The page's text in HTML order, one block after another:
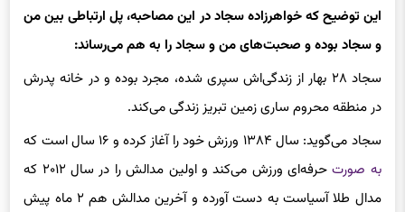
این توضیح که خواهرزاده سجاد در این مصاحبه، پل ارتباطی بین من
و سجاد بوده و صحبت‌های من و سجاد را به هم می‌رساند:
سجاد ۲۸ بهار از زندگی‌اش سپری شده، مجرد بوده و در خانه پدرش
در منطقه محروم ساری زمین تبریز زندگی می‌کند.
سجاد می‌گوید: سال ۱۳۸۴ ورزش خود را آغاز کرده و ۱۶ سال است که
به صورت
حرفه‌‌ای ورزش می‌کند و اولین مدالش را در سال ۲۰۱۲ که
مدال طلا آسیاست به دست آورده و آ‌‌خرین
مدالش هم ۲ ماه پیش